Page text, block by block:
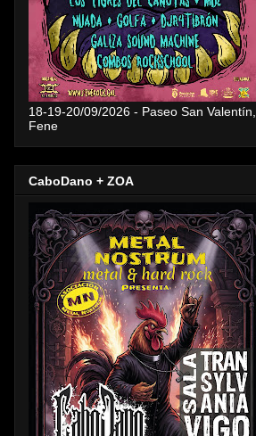
18-19-20/09/2026 - Paseo San Valentín,
Fene
CaboDano + ZOA